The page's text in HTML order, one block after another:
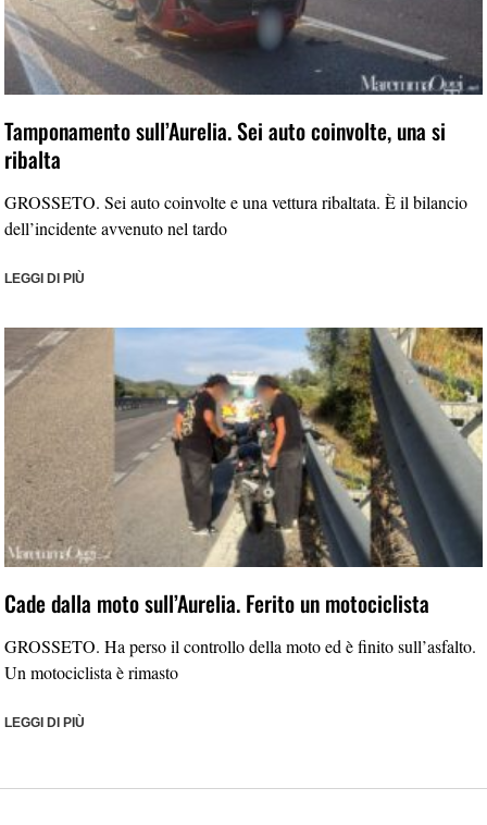
Tamponamento sull’Aurelia. Sei auto coinvolte, una si
ribalta
GROSSETO. Sei auto coinvolte e una vettura ribaltata. È il bilancio
dell’incidente avvenuto nel tardo
LEGGI DI PIÙ
Cade dalla moto sull’Aurelia. Ferito un motociclista
GROSSETO. Ha perso il controllo della moto ed è finito sull’asfalto.
Un motociclista è rimasto
LEGGI DI PIÙ